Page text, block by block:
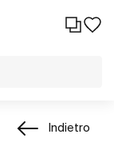
Indietro